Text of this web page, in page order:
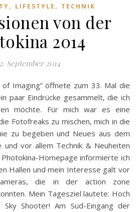
, LIFESTYLE , TECHNIK
von der
2014
September 2014
paar Eindrücke gesammelt, die ich
möchte. Für mich war es eine
Fotofreaks zu mischen, mich in die
zu begeben und Neues aus dem
und vor allem Technik & Neuheiten
Homepage informierte ich
Hallen und mein Interesse galt vor
die in der action zone
Mein Tagesziel lautete: Hoch
Shooter! Am Süd-Eingang der